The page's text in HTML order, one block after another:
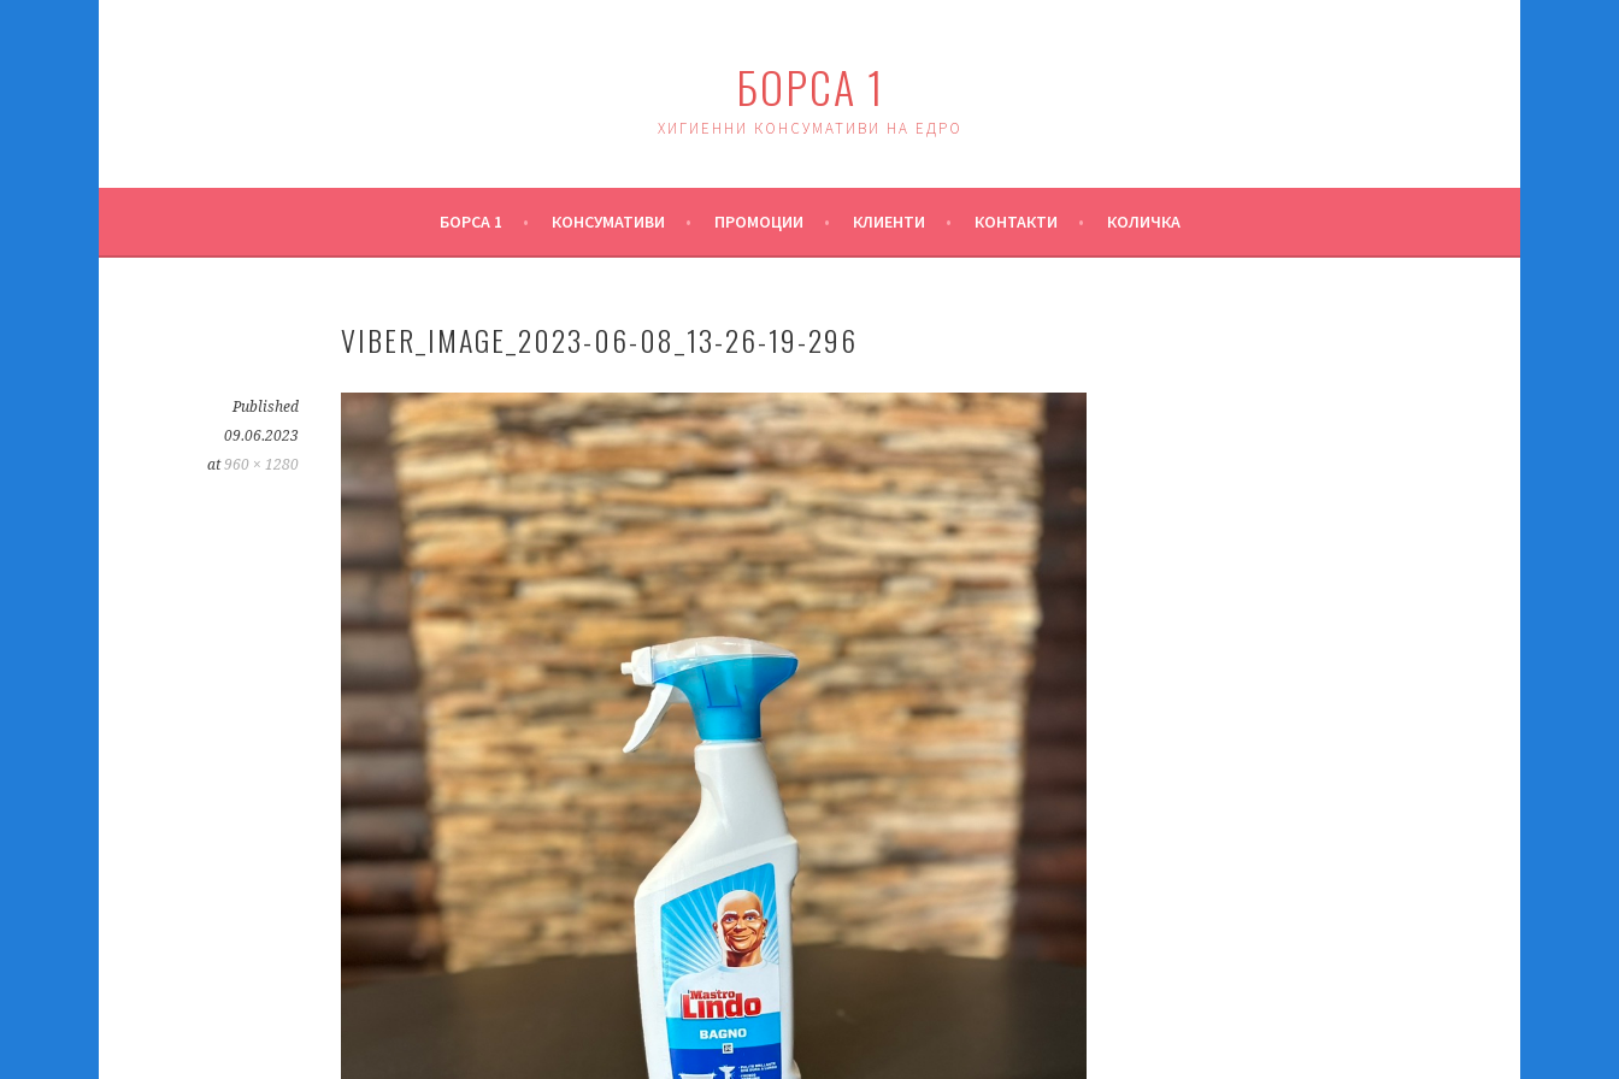
БОРСА 1
ХИГИЕННИ КОНСУМАТИВИ НА ЕДРО
БОРСА 1 КОНСУМАТИВИ ПРОМОЦИИ КЛИЕНТИ КОНТАКТИ КОЛИЧКА
VIBER_IMAGE_2023-06-08_13-26-19-296
Published
09.06.2023
at960 × 1280